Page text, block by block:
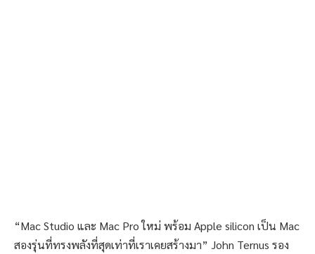
“Mac Studio และ Mac Pro ใหม่ พร้อม Apple silicon เป็น Mac
สองรุ่นที่ทรงพลังที่สุดเท่าที่เราเคยสร้างมา” John Ternus รอง